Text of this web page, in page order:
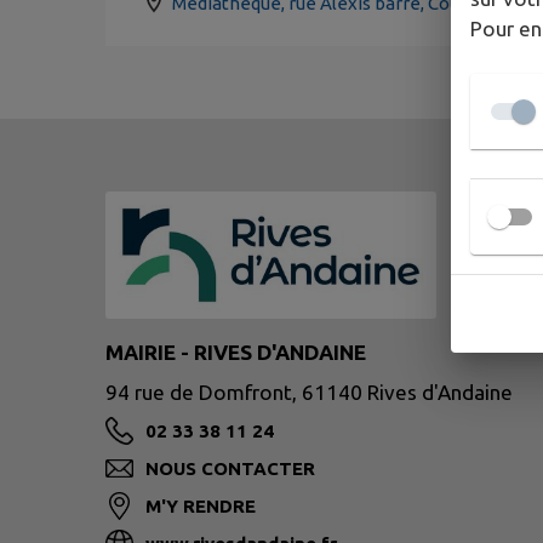
MAIRIE - RIVES D'ANDAINE
94 rue de Domfront, 61140 Rives d'Andaine
02 33 38 11 24
NOUS CONTACTER
M'Y RENDRE
Pour